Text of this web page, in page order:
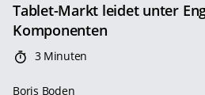
Tablet-Markt leidet unter
Komponenten
3 Minuten
Boris Boden